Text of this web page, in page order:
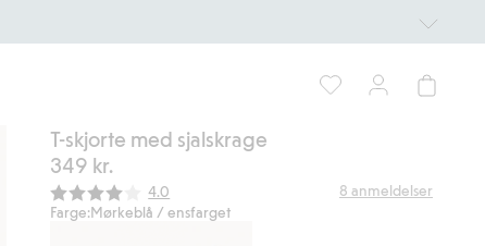
T-skjorte med sjalskrage
349 kr.
Gjennomsnittskarakter:
4.0 8 anmeldelser
Farge:Mørkeblå / ensfarget